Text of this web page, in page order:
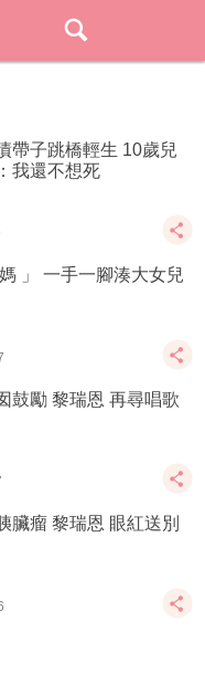
跳橋輕生 10歲兒
我還不想死
「飛鷹 媽媽 」 一手一腳湊大女兒
鼓勵 黎瑞恩 再尋唱歌
臟瘤 黎瑞恩 眼紅送別